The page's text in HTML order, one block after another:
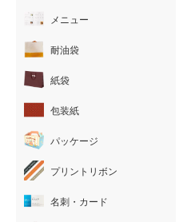
メニュー
耐油袋
紙袋
包装紙
パッケージ
プリントリボン
名刺・カード